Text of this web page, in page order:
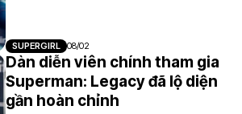
SUPERGIRL 08/02
Dàn diễn viên chính tham gia
Superman: Legacy đã lộ diện
gần hoàn chỉnh